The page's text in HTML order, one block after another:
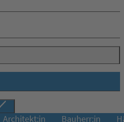
Architekt:in Bauherr:in